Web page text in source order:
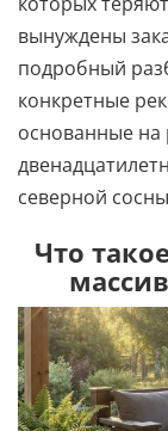
вынуждены
подробный
конкретные
основанные на
северной
Что